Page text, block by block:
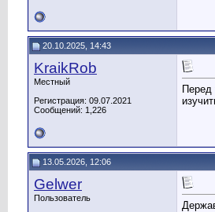
20.10.2025, 14:43
KraikRob
Местный
Регистрация: 09.07.2021
Сообщений: 1,226
Перед
13.05.2026, 12:06
Gelwer
Пользователь